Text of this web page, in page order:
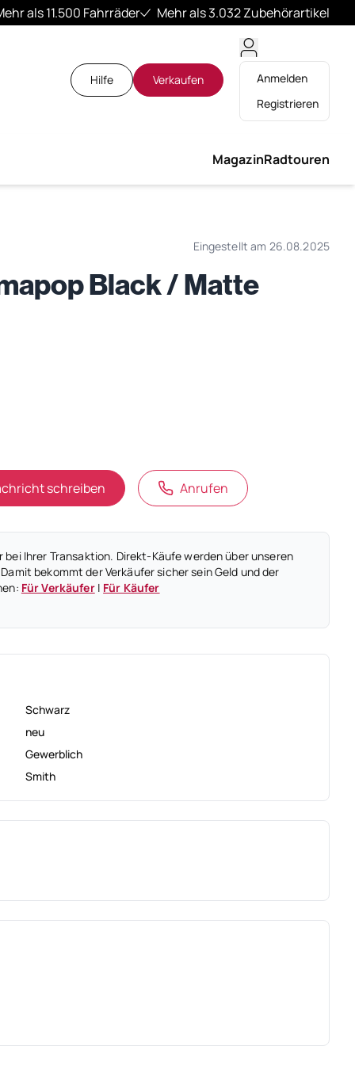
als 11.500 Fahrräder Mehr als 3.032 Zubehörartikel
Hilfe Verkaufen
Anmelden
Registrieren
MagazinRadtouren
Eingestellt am 26.08.2025
Black / Matte
schreiben Anrufen
Ihrer Transaktion. Direkt-Käufe werden über unseren
bekommt der Verkäufer sicher sein Geld und der
Für Verkäufer| Für Käufer
Schwarz
neu
Gewerblich
Smith